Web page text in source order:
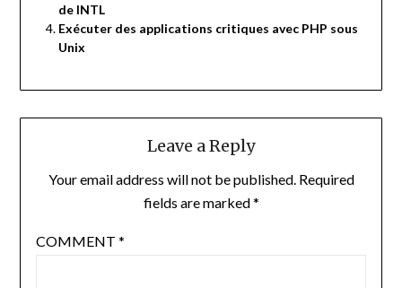
de INTL
Exécuter des applications critiques avec PHP sous
Unix
Leave a Reply
Your email address will not be published. Required
fields are marked*
COMMENT *